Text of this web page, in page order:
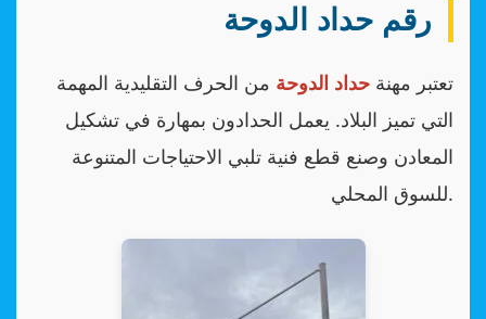
رقم حداد الدوحة
تعتبر مهنة حداد الدوحة من الحرف التقليدية المهمة
التي تميز البلاد. يعمل الحدادون بمهارة في تشكيل
المعادن وصنع قطع فنية تلبي الاحتياجات المتنوعة
للسوق المحلي.